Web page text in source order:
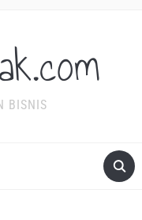
BISNIS